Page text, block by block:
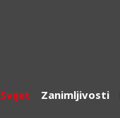
Svijet Zanimljivosti